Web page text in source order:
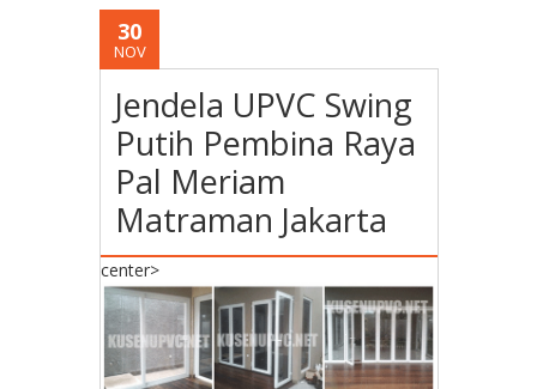
30
NOV
Jendela UPVC Swing
Putih Pembina Raya
Pal Meriam
Matraman Jakarta
center>